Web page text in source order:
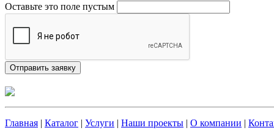
Оставьте это поле пустым
Главная | Каталог | Услуги | Наши проекты | О компании |